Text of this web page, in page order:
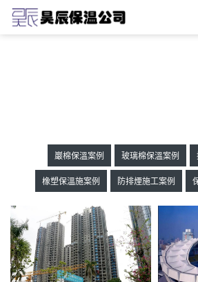
巖棉保溫案例 玻璃棉保溫案例
橡塑保溫施案例 防排煙施工案例